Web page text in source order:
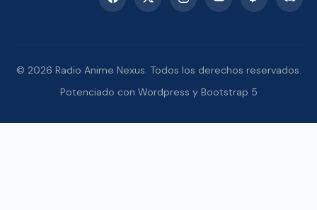
© 2026 Radio Anime Nexus. Todos los derechos reservados.
Potenciado con Wordpress y Bootstrap 5